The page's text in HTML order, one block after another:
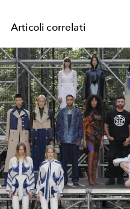
Articoli correlati